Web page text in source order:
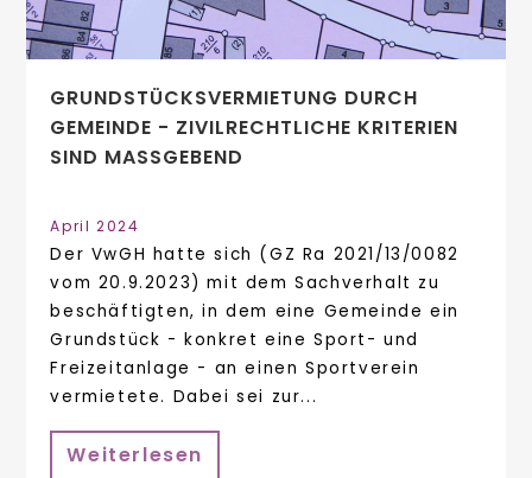
GRUNDSTÜCKSVERMIETUNG DURCH
GEMEINDE - ZIVILRECHTLICHE KRITERIEN
SIND MASSGEBEND
April 2024
Der VwGH hatte sich (GZ Ra 2021/13/0082
vom 20.9.2023) mit dem Sachverhalt zu
beschäftigten, in dem eine Gemeinde ein
Grundstück - konkret eine Sport- und
Freizeitanlage - an einen Sportverein
vermietete. Dabei sei zur...
Weiterlesen